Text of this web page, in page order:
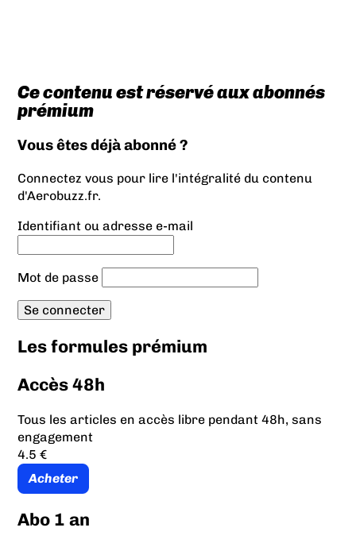
Ce contenu est réservé aux abonnés
prémium
Vous êtes déjà abonné ?
Connectez vous pour lire l'intégralité du contenu
d'Aerobuzz.fr.
Identifiant ou adresse e-mail
Mot de passe
Les formules prémium
Accès 48h
Tous les articles en accès libre pendant 48h, sans
engagement
4.5 €
Acheter
Abo 1 an